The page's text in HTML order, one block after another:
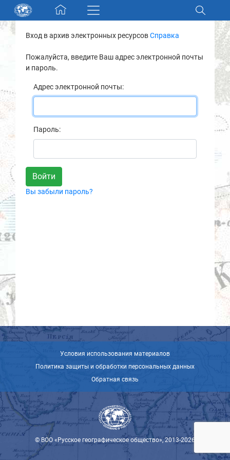
Skip navigation
Разделы и коллекции
Электронный каталог
Новости
О нас
Контакты
Партнеры
Вход в архив электронных ресурсовСправка
Пожалуйста, введите Ваш адрес электронной почты
и пароль.
Адрес электронной почты:
Пароль:
Вы забыли пароль?
Условия использования материалов
Политика защиты и обработки персональных данных
Обратная связь
© ВОО «Русское географическое общество», 2013-2026